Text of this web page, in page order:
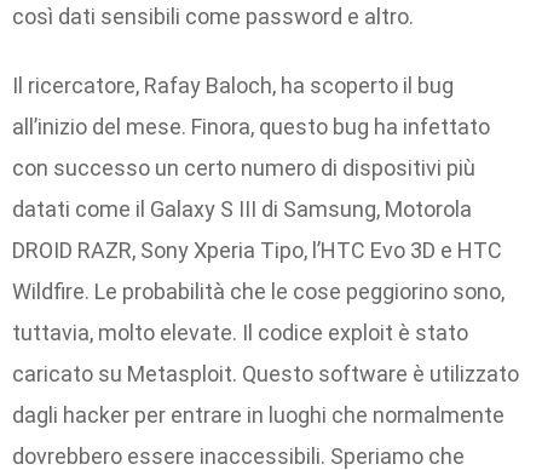
così dati sensibili come password e altro.
Il ricercatore, Rafay Baloch, ha scoperto il bug
all’inizio del mese. Finora, questo bug ha infettato
con successo un certo numero di dispositivi più
datati come il Galaxy S III di Samsung, Motorola
DROID RAZR, Sony Xperia Tipo, l’HTC Evo 3D e HTC
Wildfire. Le probabilità che le cose peggiorino sono,
tuttavia, molto elevate. Il codice exploit è stato
caricato su Metasploit. Questo software è utilizzato
dagli hacker per entrare in luoghi che normalmente
dovrebbero essere inaccessibili. Speriamo che